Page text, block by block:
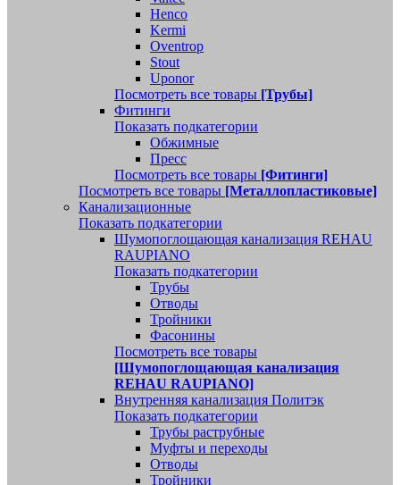
Henco
Kermi
Oventrop
Stout
Uponor
Посмотреть все товары [Трубы]
Фитинги
Показать подкатегории
Обжимные
Пресс
Посмотреть все товары [Фитинги]
Посмотреть все товары [Металлопластиковые]
Канализационные
Показать подкатегории
Шумопоглощающая канализация REHAU
RAUPIANO
Показать подкатегории
Трубы
Отводы
Тройники
Фасонины
Посмотреть все товары
[Шумопоглощающая канализация
REHAU RAUPIANO]
Внутренняя канализация Политэк
Показать подкатегории
Трубы раструбные
Муфты и переходы
Отводы
Тройники